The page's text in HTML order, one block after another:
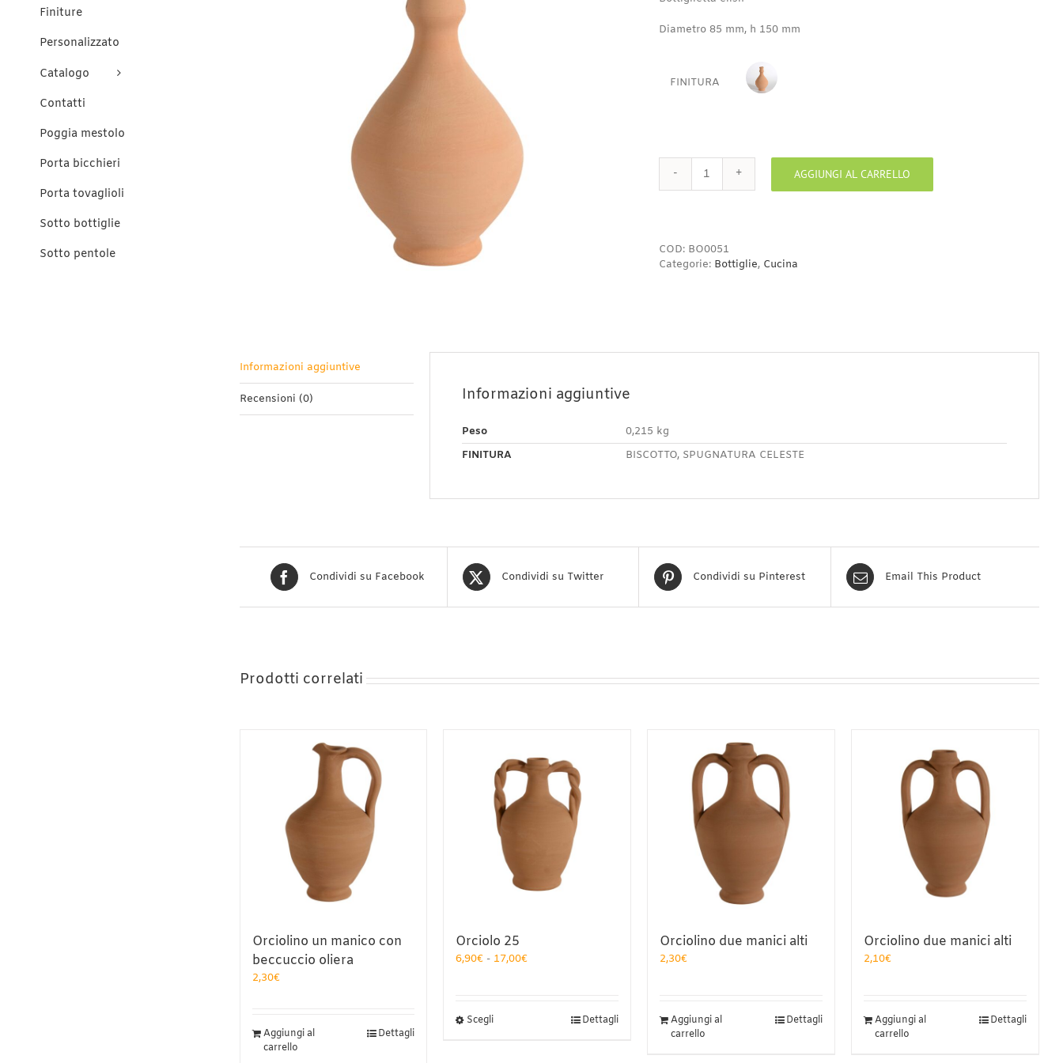
Diametro 85 mm, h 150 mm
FINITURA
Bottiglietta
AGGIUNGI AL CARRELLO
COD: BO0051
Categorie: Bottiglie, Cucina
Informazioni aggiuntive
Recensioni (0) Informazioni aggiuntive
Peso
0,215 kg
FINITURA
BISCOTTO, SPUGNATURA CELESTE
Condividi su Facebook Condividi su Twitter Condividi su Pinterest Email This Product
Prodotti correlati
Orciolino un manico con
beccuccio oliera
2,30€
Aggiungi al
carrello
Dettagli
Orciolo 25
6,90€ - 17,00€
ScegliQuesto
Dettagli
Orciolino due manici alti
2,30€
Aggiungi al
carrello
Dettagli
Orciolino due manici alti
2,10€
Aggiungi al
carrello
Dettagli
Finiture
Personalizzato
Catalogo
Contatti
Poggia mestolo
Porta bicchieri
Porta tovaglioli
Sotto bottiglie
Sotto pentole